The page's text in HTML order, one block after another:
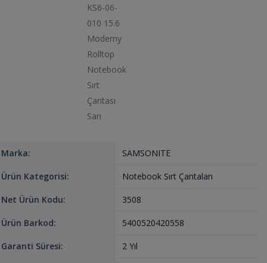
Marka: SAMSONITE
Ürün Kategorisi: Notebook Sırt Çantaları
Net Ürün Kodu: 3508
Ürün Barkod: 5400520420558
Garanti Süresi: 2 Yıl